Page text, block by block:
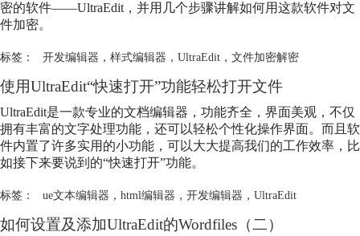
密的软件——UltraEdit，并用几个步骤讲解如何用这款软件对文
件加密。
标签： 开发编辑器 ， 样式编辑器 ， UltraEdit， 文件加密解密
使用UltraEdit“快速打开”功能轻松打开文件
UltraEdit是一款专业的文档编辑器，功能齐全，界面美观，不仅
拥有丰富的文字处理功能，还可以轻松个性化操作界面。而且软
件内置了许多实用的小功能，可以大大提高我们的工作效率，比
如接下来要说到的“快速打开”功能。
标签： ue文本编辑器 ， html编辑器 ， 开发编辑器 ， UltraEdit
如何设置及添加UltraEdit的Wordfiles（二）